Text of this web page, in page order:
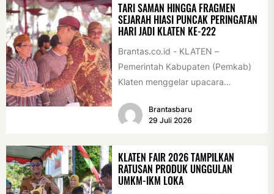
TARI SAMAN HINGGA FRAGMEN
SEJARAH HIASI PUNCAK PERINGATAN
HARI JADI KLATEN KE-222
Brantas.co.id - KLATEN –
Pemerintah Kabupaten (Pemkab)
Klaten menggelar upacara
di Alun-alun Klaten, Selasa
(28/7/2026)....
Brantasbaru
29 Juli 2026
KLATEN FAIR 2026 TAMPILKAN
RATUSAN PRODUK UNGGULAN
UMKM-IKM LOKA